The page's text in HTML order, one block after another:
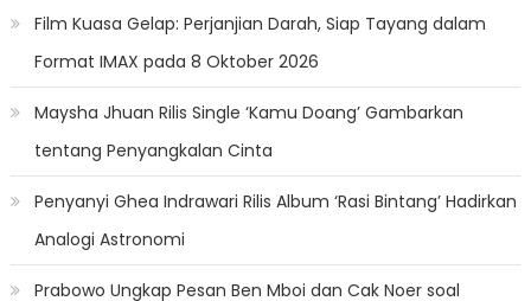
Film Kuasa Gelap: Perjanjian Darah, Siap Tayang dalam
Format IMAX pada 8 Oktober 2026
Maysha Jhuan Rilis Single ‘Kamu Doang’ Gambarkan
tentang Penyangkalan Cinta
Penyanyi Ghea Indrawari Rilis Album ‘Rasi Bintang’ Hadirkan
Analogi Astronomi
Prabowo Ungkap Pesan Ben Mboi dan Cak Noer soal